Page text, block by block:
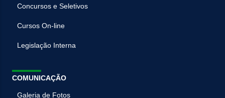
Concursos e Seletivos
Cursos On-line
Legislação Interna
COMUNICAÇÃO
Galeria de Fotos